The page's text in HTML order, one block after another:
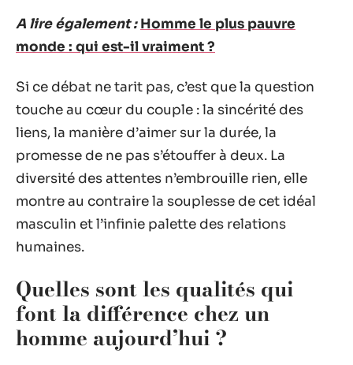
A lire également : Homme le plus pauvre
monde : qui est-il vraiment ?
Si ce débat ne tarit pas, c’est que la question
touche au cœur du couple : la sincérité des
liens, la manière d’aimer sur la durée, la
promesse de ne pas s’étouffer à deux. La
diversité des attentes n’embrouille rien, elle
montre au contraire la souplesse de cet idéal
masculin et l’infinie palette des relations
humaines.
Quelles sont les qualités qui
font la différence chez un
homme aujourd’hui ?